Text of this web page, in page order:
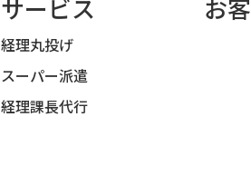
サービス
経理丸投げ
スーパー派遣
経理課長代行
お